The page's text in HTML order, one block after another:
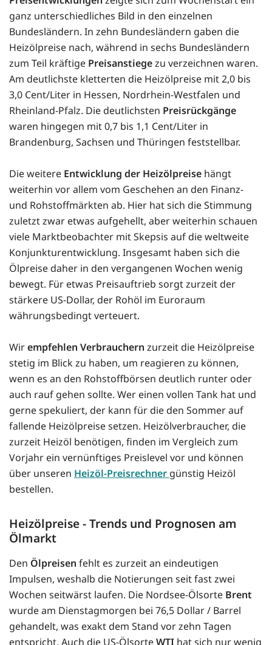
ganz unterschiedliches Bild in den einzelnen
Bundesländern. In zehn Bundesländern gaben die
Heizölpreise nach, während in sechs Bundesländern
zum Teil kräftige Preisanstiegezu verzeichnen waren.
Am deutlichste kletterten die Heizölpreise mit 2,0 bis
3,0 Cent/Liter in Hessen, Nordrhein-Westfalen und
Rheinland-Pfalz. Die deutlichsten Preisrückgänge
waren hingegen mit 0,7 bis 1,1 Cent/Liter in
Brandenburg, Sachsen und Thüringen feststellbar.
Die weitere Entwicklung der Heizölpreise hängt
weiterhin vor allem vom Geschehen an den Finanz-
und Rohstoffmärkten ab. Hier hat sich die Stimmung
zuletzt zwar etwas aufgehellt, aber weiterhin schauen
viele Marktbeobachter mit Skepsis auf die weltweite
Konjunkturentwicklung. Insgesamt haben sich die
Ölpreise daher in den vergangenen Wochen wenig
bewegt. Für etwas Preisauftrieb sorgt zurzeit der
stärkere US-Dollar, der Rohöl im Euroraum
währungsbedingt verteuert.
Wirempfehlen Verbrauchern zurzeit die Heizölpreise
stetig im Blick zu haben, um reagieren zu können,
wenn es an den Rohstoffbörsen deutlich runter oder
auch rauf gehen sollte. Wer einen vollen Tank hat und
gerne spekuliert, der kann für die den Sommer auf
fallende Heizölpreise setzen. Heizölverbraucher, die
zurzeit Heizöl benötigen, finden im Vergleich zum
Vorjahr ein vernünftiges Preislevel vor und können
über unseren Heizöl-Preisrechner günstig Heizöl
bestellen.
Heizölpreise - Trends und Prognosen am
Ölmarkt
Den Ölpreisen fehlt es zurzeit an eindeutigen
Impulsen, weshalb die Notierungen seit fast zwei
Wochen seitwärst laufen. Die Nordsee-Ölsorte Brent
wurde am Dienstagmorgen bei 76,5 Dollar / Barrel
gehandelt, was exakt dem Stand vor zehn Tagen
entspricht. Auch die US-ÖlsorteWTI hat sich nur wenig